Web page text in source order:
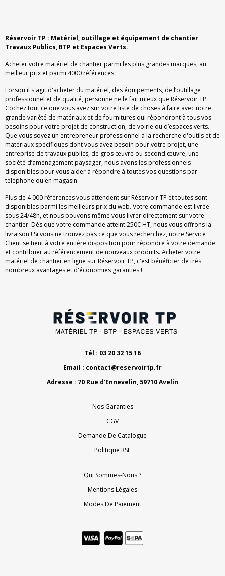
Réservoir TP : Matériel, outillage et équipement de chantier
Travaux Publics, BTP et Espaces Verts.
Acheter votre matériel de chantier parmi les plus grandes marques, au
meilleur prix et parmi 4000 références.
Lorsqu'il s'agit d'acheter du matériel, des équipements, de l’outillage
professionnel et de qualité, personne ne le fait mieux que Réservoir TP.
Cochez tout ce que vous avez sur votre liste de choses à faire avec notre
grande variété de matériaux et de fournitures qui répondront à tous vos
besoins pour votre projet de construction, de voirie ou d’espaces verts.
Que vous soyez un entrepreneur professionnel à la recherche d'outils et de
matériaux spécifiques dont vous avez besoin pour votre projet, une
entreprise de travaux publics, de gros œuvre ou second œuvre, une
société d’aménagement paysager, nous avons les professionnels
disponibles pour vous aider à répondre à toutes vos questions par
téléphone ou en magasin.
Plus de 4 000 références vous attendent sur Réservoir TP et toutes sont
disponibles parmi les meilleurs prix du web. Votre commande est livrée
sous 24/48h, et nous pouvons même vous livrer directement sur votre
chantier. Dès que votre commande atteint 250€ HT, nous vous offrons la
livraison ! Si vous ne trouvez pas ce que vous recherchez, notre Service
Client se tient à votre entière disposition pour répondre à votre demande
et contribuer au référencement de nouveaux produits. Acheter votre
matériel de chantier en ligne sur Réservoir TP, c'est bénéficier de très
nombreux avantages et d'économies garanties !
Tél : 03 20 32 15 16
Email : contact@reservoirtp.fr
Adresse : 70 Rue d'Ennevelin, 59710 Avelin
Nos Garanties
CGV
Demande De Catalogue
Politique RSE
Qui Sommes-Nous ?
Mentions Légales
Modes De Paiement